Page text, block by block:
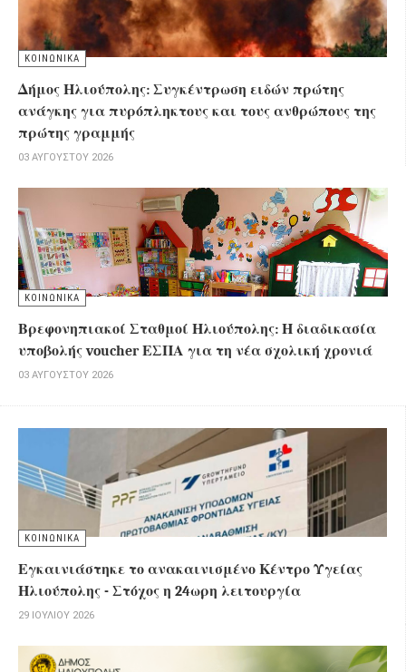
ΚΟΙΝΩΝΙΚΑ
Δήμος Ηλιούπολης: Συγκέντρωση ειδών πρώτης
ανάγκης για πυρόπληκτους και τους ανθρώπους της
πρώτης γραμμής
03 ΑΥΓΟΎΣΤΟΥ 2026
ΚΟΙΝΩΝΙΚΑ
Βρεφονηπιακοί Σταθμοί Ηλιούπολης: Η διαδικασία
υποβολής voucher ΕΣΠΑ για τη νέα σχολική χρονιά
03 ΑΥΓΟΎΣΤΟΥ 2026
ΚΟΙΝΩΝΙΚΑ
Εγκαινιάστηκε το ανακαινισμένο Κέντρο Υγείας
Ηλιούπολης - Στόχος η 24ωρη λειτουργία
29 ΙΟΥΛΊΟΥ 2026